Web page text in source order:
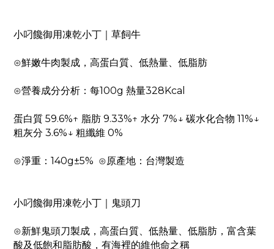
小叼饞御用凍乾小丁｜草飼牛
⊙鮮嫩牛肉製成，高蛋白質、低熱量、低脂肪
⊙營養成分分析：每100g 熱量328Kcal
蛋白質 59.6%↑ 脂肪 9.33%↑ 水分 7%↓ 碳水化合物 11%↓
粗灰分 3.6%↓ 粗纖維 0%
⊙淨重：140g±5% ⊙原產地：台灣製造
小叼饞御用凍乾小丁｜鬼頭刀
⊙新鮮鬼頭刀製成，高蛋白質、低熱量、低脂肪，富含葉
酸及低飽和脂肪酸，有海裡的維他命之稱